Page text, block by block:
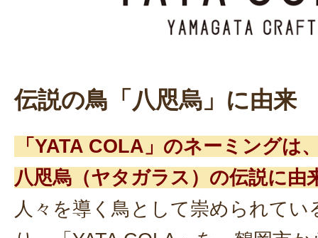
伝説の鳥「八咫烏」に由来
「YATA COLA」のネーミングは
八咫烏（ヤタガラス）の伝説に由
人々を導く鳥として崇められてい